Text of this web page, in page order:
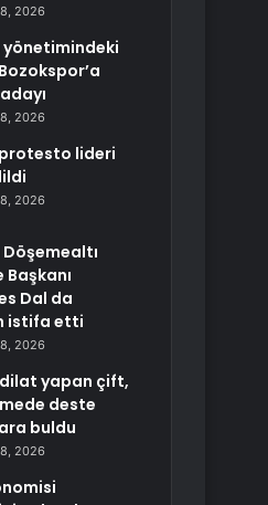
2026
yönetimindeki
2026
lideri
2026
Başkanı
Dal da
istifa etti
2026
yapan çift,
deste
buldu
2026